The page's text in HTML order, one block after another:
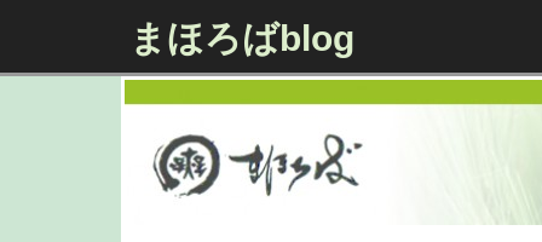
まほろばblog